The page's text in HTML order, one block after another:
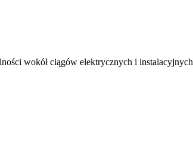
wokół ciągów elektrycznych i instalacyjnych